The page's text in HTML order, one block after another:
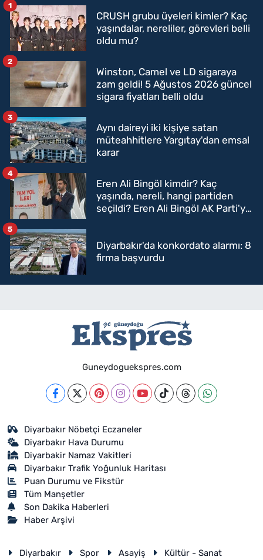
CRUSH grubu üyeleri kimler? Kaç
yaşındalar, nereliler, görevleri belli
oldu mu?
1
Winston, Camel ve LD sigaraya
zam geldi! 5 Ağustos 2026 güncel
sigara fiyatları belli oldu
2
Aynı daireyi iki kişiye satan
müteahhitlere Yargıtay'dan emsal
karar
3
Eren Ali Bingöl kimdir? Kaç
yaşında, nereli, hangi partiden
seçildi? Eren Ali Bingöl AK Parti'ye
4
Diyarbakır'da konkordato alarmı: 8
firma başvurdu
5
Guneydoguekspres.com
Diyarbakır Nöbetçi Eczaneler
Diyarbakır Hava Durumu
Diyarbakir Namaz Vakitleri
Diyarbakır Trafik Yoğunluk Haritası
Puan Durumu ve Fikstür
Tüm Manşetler
Son Dakika Haberleri
Haber Arşivi
Diyarbakır Spor Asayiş
Kültür - Sanat